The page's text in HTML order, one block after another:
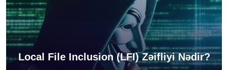
Local File Inclusion (LFI) Zəifliyi Nədir?